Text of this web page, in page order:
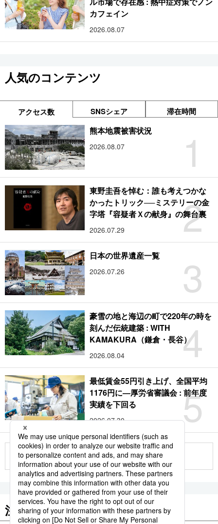
カフェイン
2026.08.07
人気のコンテンツ
アクセス数 SNSシェア 滞在時間
1
熊本地震被害状況
2026.08.07
2
東野圭吾を悼む：誰も考えつかな
かったトリック──ミステリーの金
字塔『容疑者Ｘの献身』の舞台裏
2026.07.29
3
日本の世界遺産一覧
2026.07.26
4
豪雪の地と海辺の町で220年の時を
刻んだ伝統建築 : WITH
KAMAKURA（鎌倉・長谷）
2026.08.04
5
最低賃金55円引き上げ、全国平均
1176円に―厚労省審議会 : 前年度
実績を下回る
2026.07.30
もっと見る
注目のキーワード